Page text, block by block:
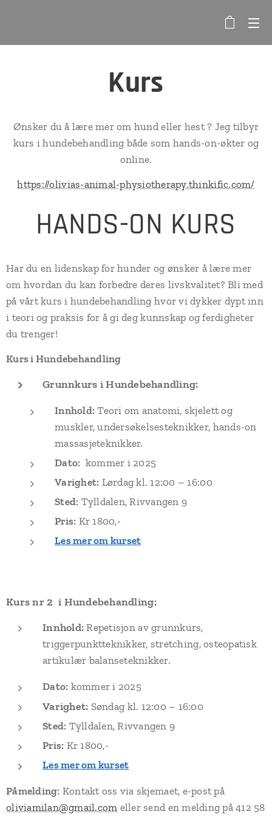
Kurs
Ønsker du å lære mer om hund eller hest ? Jeg tilbyr
kurs i hundebehandling både som hands-on-økter og
online.
https://olivias-animal-physiotherapy.thinkific.com/
HANDS-ON KURS
Har du en lidenskap for hunder og ønsker å lære mer
om hvordan du kan forbedre deres livskvalitet? Bli med
på vårt kurs i hundebehandling hvor vi dykker dypt inn
i teori og praksis for å gi deg kunnskap og ferdigheter
du trenger!
Kurs i Hundebehandling
Grunnkurs i Hundebehandling:
Innhold: Teori om anatomi, skjelett og
muskler, undersøkelsesteknikker, hands-on
massasjeteknikker.
Dato: kommer i 2025
Varighet: Lørdag kl. 12:00 – 16:00
Sted: Tylldalen, Rivvangen 9
Pris: Kr 1800,-
Les mer om kurset
Kurs nr 2 i Hundebehandling:
Innhold: Repetisjon av grunnkurs,
triggerpunktteknikker, stretching, osteopatisk
artikulær balanseteknikker.
Dato: kommer i 2025
Varighet: Søndag kl. 12:00 – 16:00
Sted: Tylldalen, Rivvangen 9
Pris: Kr 1800,-
Les mer om kurset
Påmelding: Kontakt oss via skjemaet, e-post på
oliviamilan@gmail.com eller send en melding på 412 58